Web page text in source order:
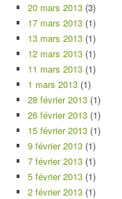
20 mars 2013 (3)
17 mars 2013 (1)
13 mars 2013 (1)
12 mars 2013 (1)
11 mars 2013 (1)
1 mars 2013 (1)
28 février 2013 (1)
26 février 2013 (1)
15 février 2013 (1)
9 février 2013 (1)
7 février 2013 (1)
5 février 2013 (1)
2 février 2013 (1)